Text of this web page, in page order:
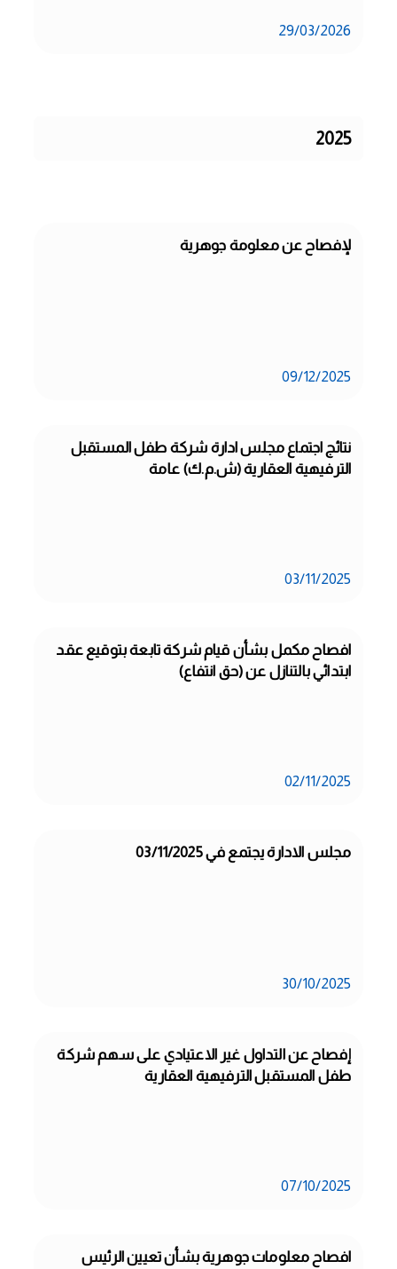
29/03/2026
2025
لإفصاح عن معلومة جوهرية
09/12/2025
الترفيهية العقارية (ش.م.ك) عامة
03/11/2025
ابتدائي بالتنازل عن (حق انتفاع)
02/11/2025
مجلس الادارة يجتمع في 03/11/2025
30/10/2025
إفصاح عن التداول غير الاعتيادي على سهم شركة
طفل المستقبل الترفيهية العقارية
07/10/2025
افصاح معلومات جوهرية بشأن تعيين الرئيس